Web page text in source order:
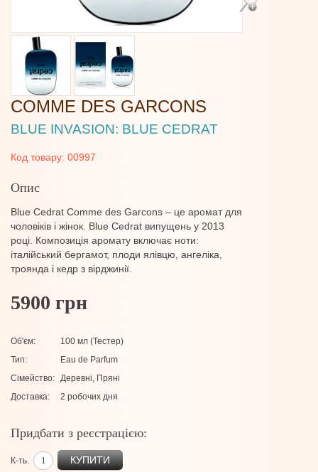
COMME DES GARCONS
BLUE INVASION: BLUE CEDRAT
Код товару: 00997
Опис
Blue Cedrat Comme des Garcons – це аромат для
чоловіків і жінок. Blue Cedrat випущень у 2013
році. Композиція аромату включає ноти:
італійський бергамот, плоди ялівцю, ангеліка,
троянда і кедр з вірджинії.
Об'єм:
100 мл (Тестер)
Тип:
Eau de Parfum
Сімейство: Деревні, Пряні
Доставка:
2 робочих дня
5900 грн
Придбати з реєстрацією:
К-ть. КУПИТИ